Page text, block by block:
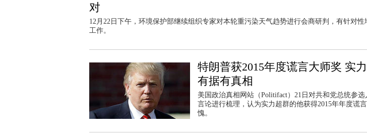
对
12月22日下午，环境保护部继续组织专家对本轮重污染天气趋势进行会商研判，有针对
工作。
特朗普获2015年度谎言大师奖 实
有据有真相
美国政治真相网站（Politifact）21日对共和党总统参
言论进行梳理，认为实力超群的他获得2015年年度谎
愧。